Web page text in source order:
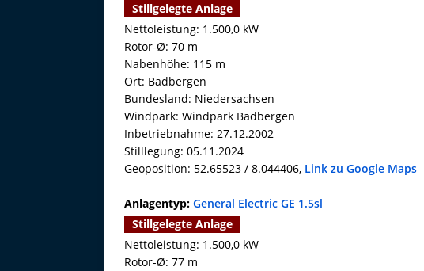
Stillgelegte Anlage
Nettoleistung: 1.500,0 kW
Rotor-Ø: 70 m
Nabenhöhe: 115 m
Ort: Badbergen
Bundesland: Niedersachsen
Windpark: Windpark Badbergen
Inbetriebnahme: 27.12.2002
Stilllegung: 05.11.2024
Geoposition: 52.65523 / 8.044406, Link zu Google Maps
Anlagentyp: General Electric GE 1.5sl
Stillgelegte Anlage
Nettoleistung: 1.500,0 kW
Rotor-Ø: 77 m